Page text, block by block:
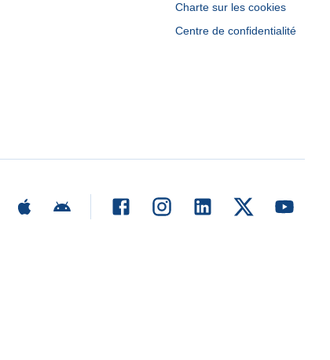
Charte sur les cookies
Centre de confidentialité